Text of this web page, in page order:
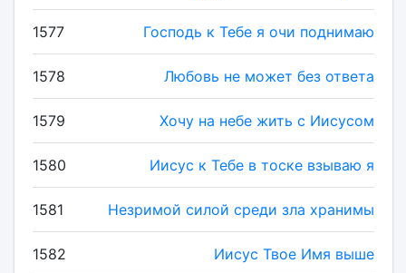
1577 Господь к Тебе я очи поднимаю
1578 Любовь не может без ответа
1579 Хочу на небе жить с Иисусом
1580 Иисус к Тебе в тоске взываю я
1581 Незримой силой среди зла хранимы
1582 Иисус Твое Имя выше